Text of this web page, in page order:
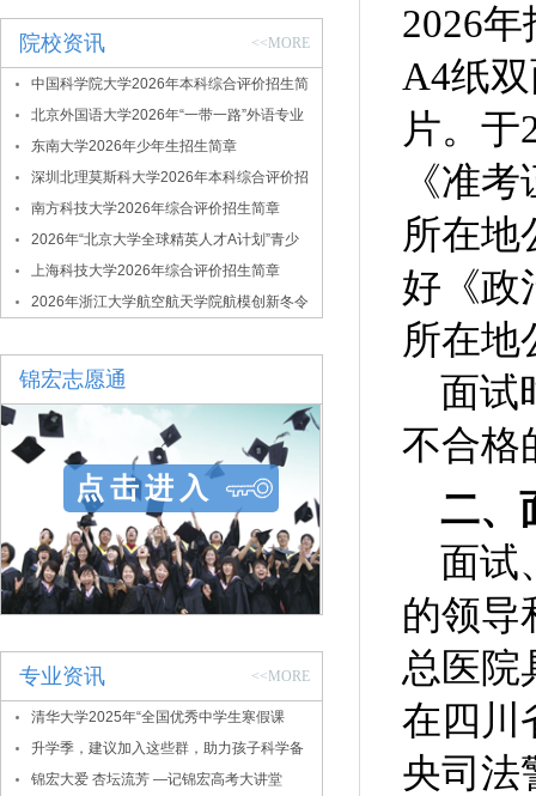
院校资讯 <<MORE
中国科学院大学2026年本科综合评价招生简
章
北京外国语大学2026年“一带一路”外语专业
综合评价招生简章
东南大学2026年少年生招生简章
深圳北理莫斯科大学2026年本科综合评价招
生简章
南方科技大学2026年综合评价招生简章
2026年“北京大学全球精英人才A计划”青少
年拔尖创新人才选拔与培养项目
上海科技大学2026年综合评价招生简章
2026年浙江大学航空航天学院航模创新冬令
锦宏志愿通
点击进入
专业资讯 <<MORE
清华大学2025年“全国优秀中学生寒假课
堂”报名通知
升学季，建议加入这些群，助力孩子科学备
考
锦宏大爱 杏坛流芳 —记锦宏高考大讲堂
2026
A4纸
片。于
《准
所在地
好《政
所在地
面试
不合格
二、
面试
的领导
总医院
在四川
央司法